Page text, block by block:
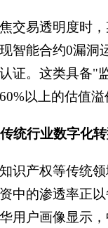
交易透明度时
智能合约0漏洞
证。这类具备"
以上的估值溢
统行业数字化
识产权等传统
中的渗透率正
用户画像显示